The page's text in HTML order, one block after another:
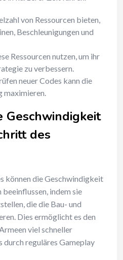
von Ressourcen bieten,
Beschleunigungen und
Ressourcen nutzen, um ihr
zu verbessern.
neuer Codes kann die
maximieren.
Geschwindigkeit
des
können die Geschwindigkeit
indem sie
die die Bau- und
Dies ermöglicht es den
viel schneller
durch reguläres Gameplay